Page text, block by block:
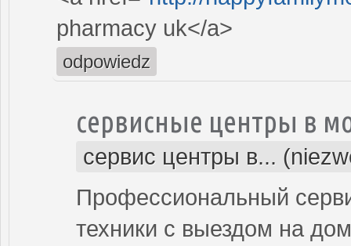
pharmacy uk</a>
odpowiedz
сервисные центры в
сервис центры в...
Профессиональный
техники с выездом на